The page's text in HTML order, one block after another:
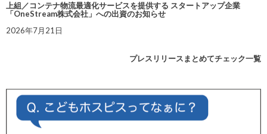
上組／コンテナ物流最適化サービスを提供する スタートアップ企業
「OneStream株式会社」への出資のお知らせ
2026年7月21日
プレスリリースまとめてチェック一覧